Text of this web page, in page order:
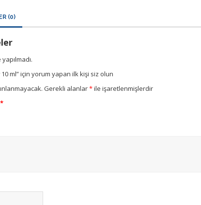
(0)
ml” için yorum yapan ilk kişi siz olun
Gerekli alanlar*ile işaretlenmişlerdir
*